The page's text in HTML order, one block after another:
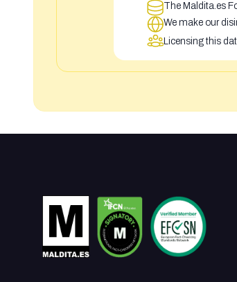
The Maldita.es
We make our
Licensing this